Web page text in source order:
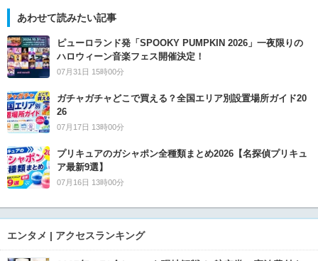
あわせて読みたい記事
ピューロランド発「SPOOKY PUMPKIN 2026」一夜限りの
ハロウィーン音楽フェス開催決定！
07月31日 15時00分
ガチャガチャどこで買える？全国エリア別設置場所ガイド20
26
07月17日 13時00分
プリキュアのガシャポン全種類まとめ2026【名探偵プリキュ
ア最新9選】
07月16日 13時00分
エンタメ | アクセスランキング